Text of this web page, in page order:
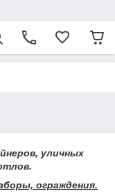
уличных
ограждения.